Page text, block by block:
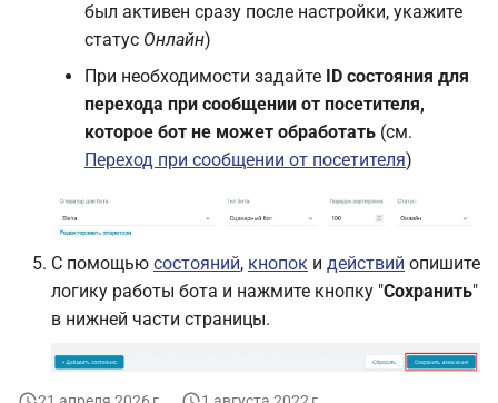
был активен сразу после настройки, укажите
статус Онлайн)
При необходимости задайте ID состояния для
перехода при сообщении от посетителя,
которое бот не может обработать (см.
Переход при сообщении от посетителя)
С помощью состояний, кнопок и действий опишите
логику работы бота и нажмите кнопку "Сохранить"
в нижней части страницы.